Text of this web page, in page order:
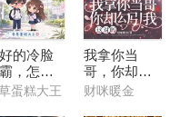
的冷脸
，怎么
在脸红
蛋糕大王
我拿你当
哥，你却勾
引我，这对
财咪暖金